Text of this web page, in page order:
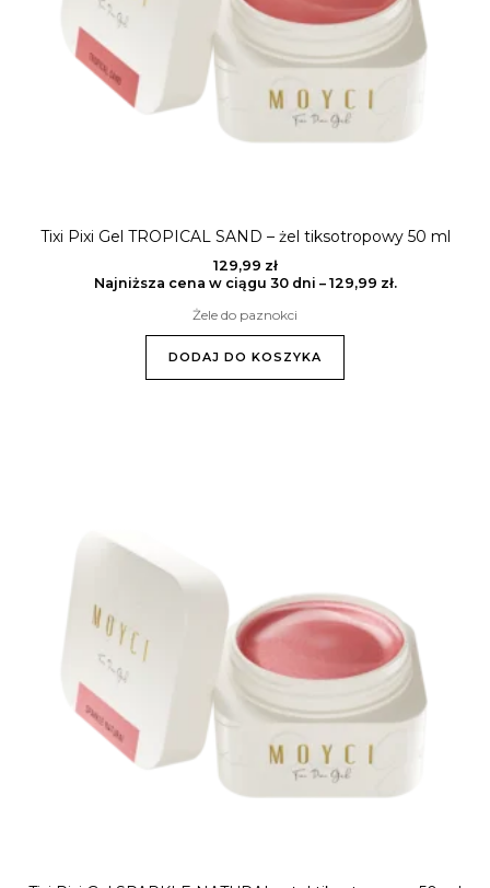
Tixi Pixi Gel TROPICAL SAND – żel tiksotropowy 50 ml
129,99 zł
Najniższa cena w ciągu 30 dni – 129,99 zł.
Żele do paznokci
DODAJ DO KOSZYKA